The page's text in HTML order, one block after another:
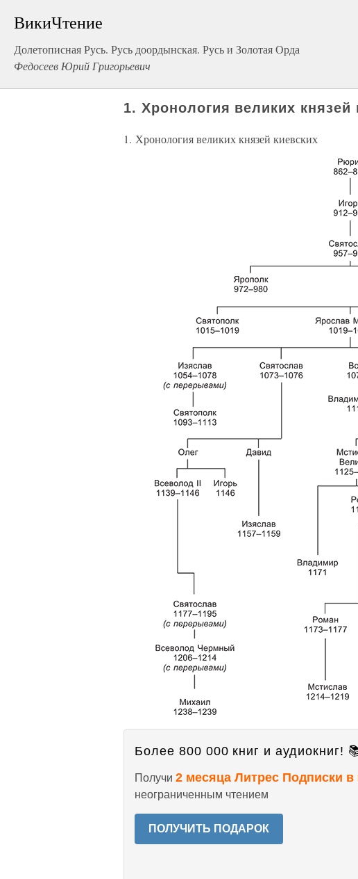
ВикиЧтение
Долетописная Русь. Русь доордынская. Русь и Золотая Орда
Федосеев Юрий Григорьевич
1. Хронология великих князей
1. Хронология великих князей киевских
Более 800 000 книг и аудиокниг!
Получи 2 месяца Литрес Подписки в
неограниченным чтением
ПОЛУЧИТЬ ПОДАРОК